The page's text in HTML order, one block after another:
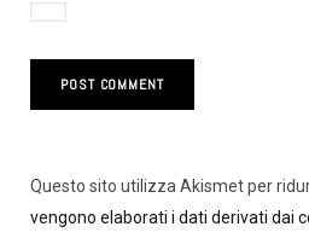
Questo sito utilizza Akismet per
vengono elaborati i dati derivati dai